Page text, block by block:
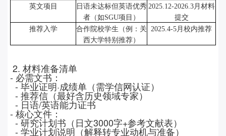
英文项目
日语未达标但英语优秀
者（如SGU项目）
2025.12-2026.3月材料
提交
推荐入学
合作院校学生（例：关
西大学特别推荐）
2025.4-5 月校内推荐
2. 材料准备清单
- 必需文书：
-毕业证明·成绩单（需学信网认证）
- 推荐信（最好含历史领域专家）
- 日语/英语能力证书
- 核心文件：
-研究计划书（日文3000字+参考文献表）
- 学业计划说明（解释转专业动机与准备）